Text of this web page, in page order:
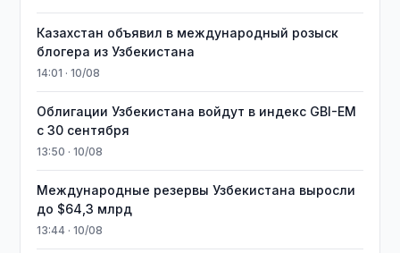
Казахстан объявил в международный розыск
блогера из Узбекистана
14:01 · 10/08
Облигации Узбекистана войдут в индекс GBI-EM
с 30 сентября
13:50 · 10/08
Международные резервы Узбекистана выросли
до $64,3 млрд
13:44 · 10/08